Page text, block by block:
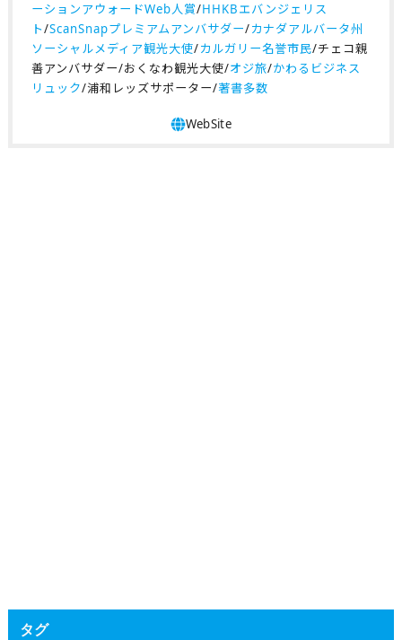
ーションアウォードWeb人賞/HHKBエバンジェリス
ト/ScanSnapプレミアムアンバサダー/カナダアルバータ州
ソーシャルメディア観光大使/カルガリー名誉市民/チェコ親
善アンバサダー/おくなわ観光大使/オジ旅/かわるビジネス
リュック/浦和レッズサポーター/著書多数
タグ